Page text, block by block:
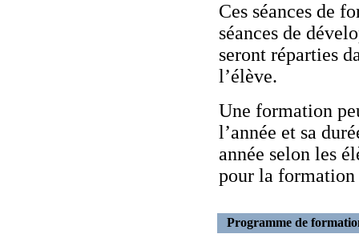
Ces séances de
séances de
seront réparties
l’élève.
Une formation
l’année et sa
année selon les
pour la formation
Programme de